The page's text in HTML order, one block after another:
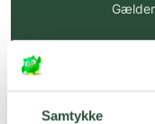
Samtykke